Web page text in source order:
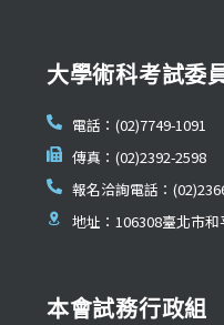
大學術科考試委
電話：(02)7749-1091
傳真：(02)2392-2598
報名洽詢電話：
地址：106308臺北市
本會試務行政組